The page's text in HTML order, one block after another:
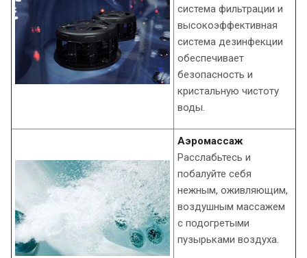
система фильтрации и
высокоэффективная
система дезинфекции
обеспечивает
безопасность и
кристальную чистоту
воды.
Аэромассаж
Расслабьтесь и
побалуйте себя
нежным, оживляющим,
воздушным массажем
с подогретыми
пузырьками воздуха.